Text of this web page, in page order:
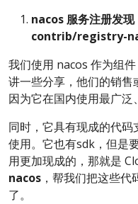
nacos服务注册发现
contrib/registry-
我们使用 nacos 作为组
讲一些分享，他们的销售
因为它在国内使用最广泛
同时，它具有现成的代
使用。它也有sdk，但是
用更加现成的，那就是
nacos ，帮我们把这些
了。